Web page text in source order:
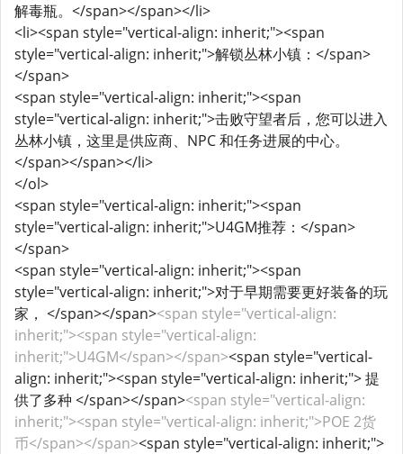
解毒瓶。</span></span></li>
<li><span style="vertical-align: inherit;"><span
style="vertical-align: inherit;">解锁丛林小镇：</span>
</span>
<span style="vertical-align: inherit;"><span
style="vertical-align: inherit;">击败守望者后，您可以进入
丛林小镇，这里是供应商、NPC 和任务进展的中心。
</span></span></li>
</ol>
<span style="vertical-align: inherit;"><span
style="vertical-align: inherit;">U4GM推荐：</span>
</span>
<span style="vertical-align: inherit;"><span
style="vertical-align: inherit;">对于早期需要更好装备的玩
家， </span></span><span style="vertical-align:
inherit;"><span style="vertical-align:
inherit;">U4GM</span></span><span style="vertical-
align: inherit;"><span style="vertical-align: inherit;"> 提
供了多种 </span></span><span style="vertical-align:
inherit;"><span style="vertical-align: inherit;">POE 2货
币</span></span><span style="vertical-align: inherit;">